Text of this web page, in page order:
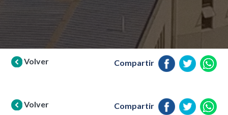
Volver Compartir
Volver Compartir